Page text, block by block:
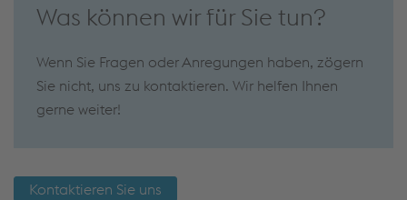
Was können wir für Sie tun?
Wenn Sie Fragen oder Anregungen haben, zögern
Sie nicht, uns zu kontaktieren. Wir helfen Ihnen
gerne weiter!
Kontaktieren Sie uns